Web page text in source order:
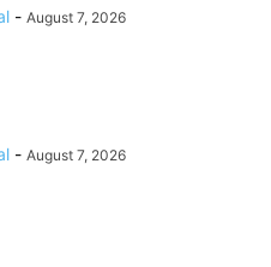
- August 7, 2026
- August 7, 2026